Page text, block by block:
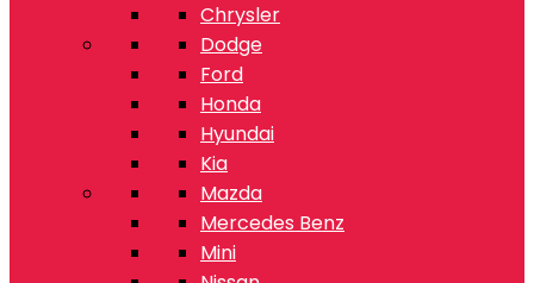
Chrysler
Dodge
Ford
Honda
Hyundai
Kia
Mazda
Mercedes Benz
Mini